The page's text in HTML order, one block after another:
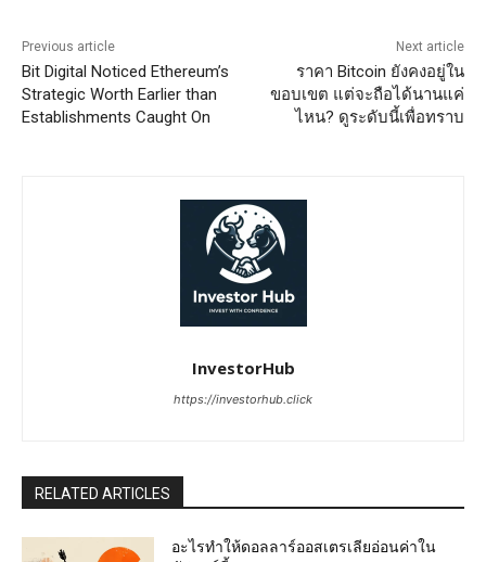
Previous article
Bit Digital Noticed Ethereum’s
Strategic Worth Earlier than
Establishments Caught On
Next article
ราคา Bitcoin ยังคงอยู่ใน
ขอบเขต แต่จะถือได้นานแค่
ไหน? ดูระดับนี้เพื่อทราบ
InvestorHub
https://investorhub.click
RELATED ARTICLES
อะไรทำให้ดอลลาร์ออสเตรเลียอ่อนค่าใน